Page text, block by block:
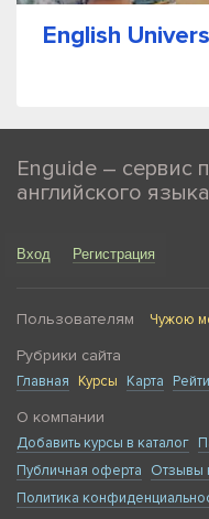
English
Enguide – сервис
английского языка
Вход Регистрация
Пользователям Чужою
Рубрики сайта
Главная Курсы Карта
О компании
Добавить курсы в каталог
Публичная оферта
Отзывы
Политика